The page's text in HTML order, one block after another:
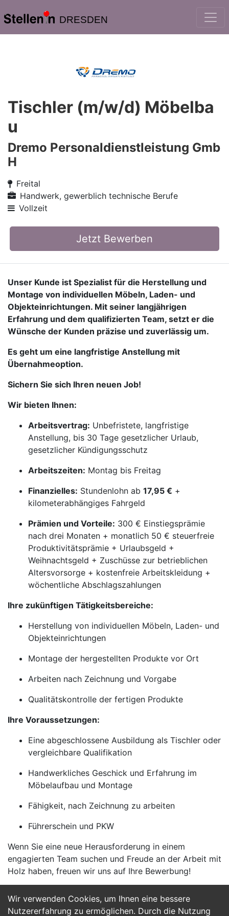
DRESDEN
Wir verwenden Cookies, um Ihnen eine bessere
Nutzererfahrung zu ermöglichen. Durch die Nutzung
Tischler (m/w/d) Möbelba
u
Dremo Personaldienstleistung Gmb
H
Freital
Handwerk, gewerblich technische Berufe
Vollzeit
Jetzt Bewerben
Unser Kunde ist Spezialist für die Herstellung und
Montage von individuellen Möbeln, Laden- und
Objekteinrichtungen. Mit seiner langjährigen
Erfahrung und dem qualifizierten Team, setzt er die
Wünsche der Kunden präzise und zuverlässig um.
Es geht um eine langfristige Anstellung mit
Übernahmeoption.
Sichern Sie sich Ihren neuen Job!
Wir bieten Ihnen:
Arbeitsvertrag: Unbefristete, langfristige
Anstellung, bis 30 Tage gesetzlicher Urlaub,
gesetzlicher Kündigungsschutz
Arbeitszeiten: Montag bis Freitag
Finanzielles: Stundenlohn ab 17,95 € +
kilometerabhängiges Fahrgeld
Prämien und Vorteile: 300 € Einstiegsprämie
nach drei Monaten + monatlich 50 € steuerfreie
Produktivitätsprämie + Urlaubsgeld +
Weihnachtsgeld + Zuschüsse zur betrieblichen
Altersvorsorge + kostenfreie Arbeitskleidung +
wöchentliche Abschlagszahlungen
Ihre zukünftigen Tätigkeitsbereiche:
Herstellung von individuellen Möbeln, Laden- und
Objekteinrichtungen
Montage der hergestellten Produkte vor Ort
Arbeiten nach Zeichnung und Vorgabe
Qualitätskontrolle der fertigen Produkte
Ihre Voraussetzungen:
Eine abgeschlossene Ausbildung als Tischler oder
vergleichbare Qualifikation
Handwerkliches Geschick und Erfahrung im
Möbelaufbau und Montage
Fähigkeit, nach Zeichnung zu arbeiten
Führerschein und PKW
Wenn Sie eine neue Herausforderung in einem
engagierten Team suchen und Freude an der Arbeit mit
Holz haben, freuen wir uns auf Ihre Bewerbung!
Jetzt Bewerben